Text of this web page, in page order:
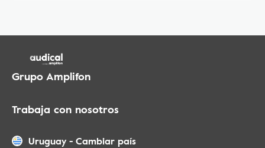
Grupo Amplifon
Trabaja con nosotros
Uruguay - Cambiar país